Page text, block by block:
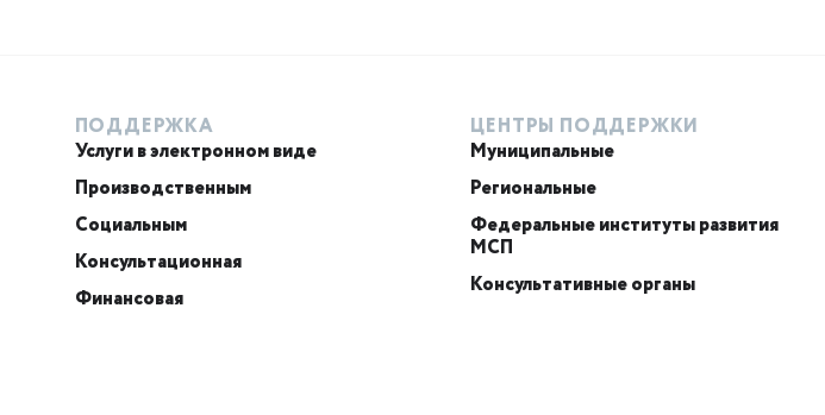
ПОДДЕРЖКА
Услуги в электронном виде
Производственным
Социальным
Консультационная
Финансовая
ЦЕНТРЫ ПОДДЕРЖКИ
Муниципальные
Региональные
Федеральные институты развития
МСП
Консультативные органы